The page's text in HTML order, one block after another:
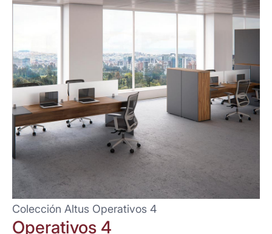
Colección Altus Operativos 4
Operativos 4